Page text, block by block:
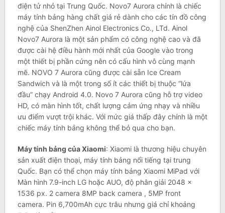
điện tử nhỏ tại Trung Quốc. Novo7 Aurora chính là chiếc
máy tính bảng hàng chất giá rẻ dành cho các tín đồ công
nghệ của ShenZhen Ainol Electronics Co., LTd. Ainol
Novo7 Aurora là một sản phẩm có công nghệ cao và đã
được cài hệ điều hành mới nhất của Google vào trong
một thiết bị phần cứng nên có cấu hình vô cùng mạnh
mẽ. NOVO 7 Aurora cũng được cài sẵn Ice Cream
Sandwich và là một trong số ít các thiết bị thuộc “lứa
đầu” chạy Android 4.0. Novo 7 Aurora cũng hỗ trợ video
HD, có màn hình tốt, chất lượng cảm ứng nhạy và nhiều
ưu điểm vượt trội khác. Với mức giá thấp đây chính là một
chiếc máy tính bảng không thể bỏ qua cho bạn.
Máy tính bảng của Xiaomi: Xiaomi là thương hiệu chuyên
sản xuất điện thoại, máy tính bảng nổi tiếng tại trung
Quốc. Bạn có thể chọn máy tính bảng Xiaomi MiPad với
Màn hình 7.9-inch LG hoặc AUO, độ phân giải 2048 x
1536 px. 2 camera 8MP back camera , 5MP front
camera. Pin 6,700mAh cực trâu nhưng giá chỉ khoảng